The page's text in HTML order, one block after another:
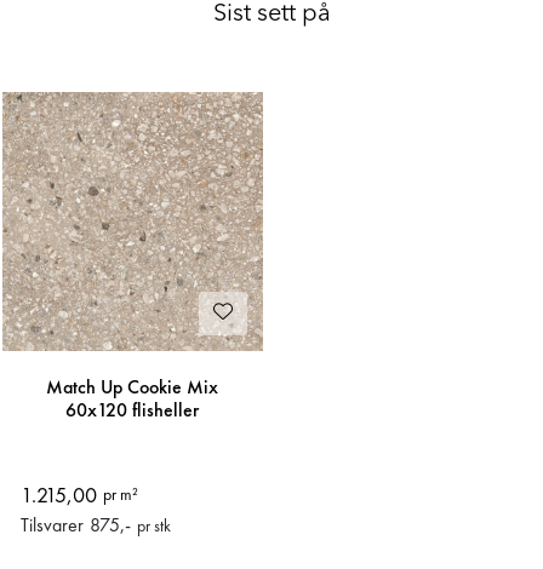
Sist sett på
Match Up Cookie Mix
60x120 flisheller
1.215,00 pr m²
Tilsvarer 875,- pr stk